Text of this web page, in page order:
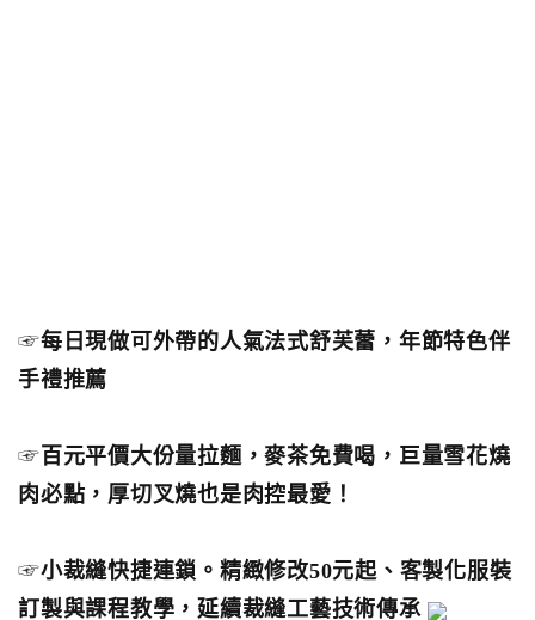
☞每日現做可外帶的人氣法式舒芙蕾，年節特色伴
手禮推薦
☞ 百元平價大份量拉麵，麥茶免費喝，巨量雪花燒
肉必點，厚切叉燒也是肉控最愛！
☞小裁縫快捷連鎖。精緻修改50元起、客製化服裝
訂製與課程教學，延續裁縫工藝技術傳承